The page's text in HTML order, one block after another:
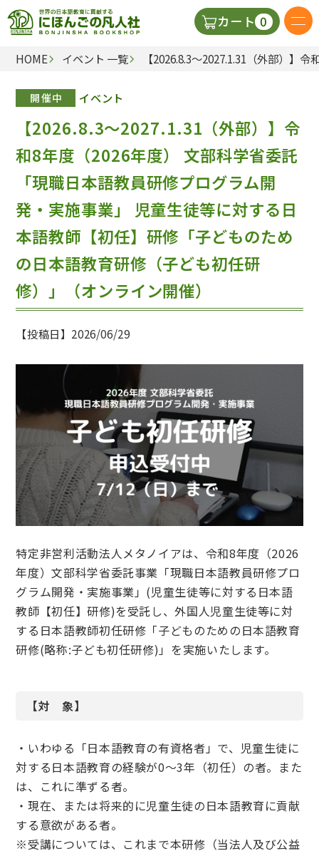
カート 0
日本語の教科書
教師用参考書
HOME イベント 一覧 【2026.8.3～2027.1.31（外部）】
開催中 イベント
【2026.8.3～2027.1.31（外部）】令
和8年度（2026年度） 文部科学省委託
「現職日本語教員研修プログラム開
発・実施事業」 児童生徒等に対する日
本語教師【初任】研修「子どものため
の日本語教育研修（子ども初任研
修）」（オンライン開催）
【投稿日】2026/06/29
特定非営利活動法人メタノイアは、令和8年度（2026
年度）文部科学省委託事業「現職日本語教員研修プロ
グラム開発・実施事業」(児童生徒等に対する日本語
教師【初任】研修)を受託し、外国人児童生徒等に対
する日本語教師初任研修「子どものための日本語教育
研修(略称:子ども初任研修)」を実施いたします。
【対 象】
・いわゆる「日本語教育の有資格者」で、児童生徒に
対する日本語教育の経験が0～3年（初任）の者。また
は、これに準ずる者。
・現在、または将来的に児童生徒の日本語教育に貢献
する意欲がある者。
※受講については、これまで本研修（当法人及び公益